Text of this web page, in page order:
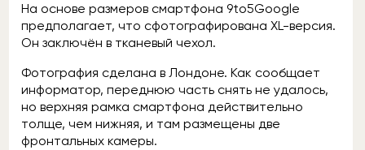
На основе размеров смартфона 9to5Google
предполагает, что сфотографирована XL-версия.
Он заключён в тканевый чехол.
Фотография сделана в Лондоне. Как сообщает
информатор, переднюю часть снять не удалось,
но верхняя рамка смартфона действительно
толще, чем нижняя, и там размещены две
фронтальных камеры.